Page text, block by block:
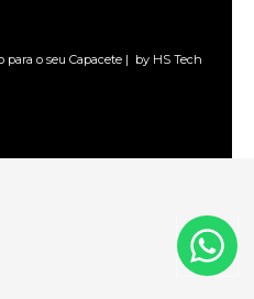
o seu Capacete | by HS Tech